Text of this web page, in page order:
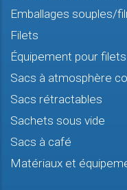
Emballages souples/
Filets
Équipement pour filets
Sacs à atmosphère
Sacs rétractables
Sachets sous vide
Sacs à café
Matériaux et